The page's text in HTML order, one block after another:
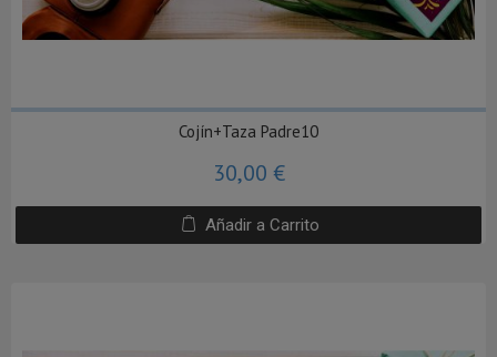
Cojín+Taza Padre10
30,00 €
Añadir a Carrito